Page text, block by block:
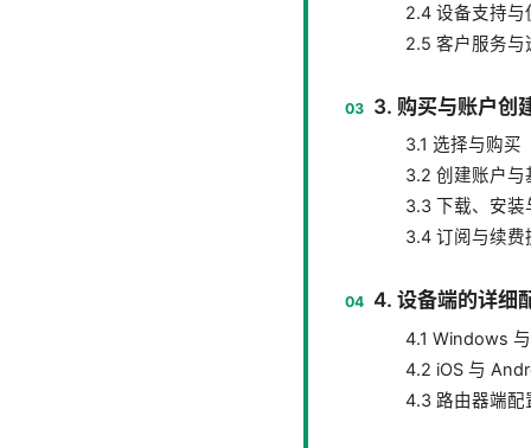
2.4 设备支持与
2.5 客户服务与
3. 购买与账户创
3.1 选择与购买
3.2 创建账户与
3.3 下载、安装
3.4 订阅与续费
4. 设备端的详细
4.1 Windows
4.2 iOS 与
4.3 路由器端配